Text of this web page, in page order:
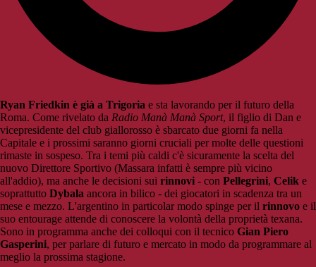
Ryan Friedkin è già a Trigoria e sta lavorando per il futuro della
Roma. Come rivelato da Radio Manà Manà Sport, il figlio di Dan e
vicepresidente del club giallorosso è sbarcato due giorni fa nella
Capitale e i prossimi saranno giorni cruciali per molte delle questioni
rimaste in sospeso. Tra i temi più caldi c'è sicuramente la scelta del
nuovo Direttore Sportivo (Massara infatti è sempre più vicino
all'addio), ma anche le decisioni sui rinnovi - con Pellegrini, Celik e
soprattutto Dybala ancora in bilico - dei giocatori in scadenza tra un
mese e mezzo. L'argentino in particolar modo spinge per il rinnovo e il
suo entourage attende di conoscere la volontà della proprietà texana.
Sono in programma anche dei colloqui con il tecnico Gian Piero
Gasperini, per parlare di futuro e mercato in modo da programmare al
meglio la prossima stagione.